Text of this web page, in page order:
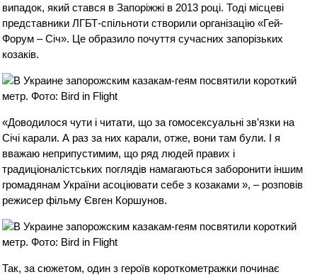
випадок, який стався в Запоріжжі в 2013 році. Тоді місцеві
представники ЛГБТ-спільноти створили організацію «Гей-
Форум – Січ». Це образило почуття сучасних запорізьких
козаків.
«Доводилося чути і читати, що за гомосексуальні зв’язки на
Січі карали. А раз за них карали, отже, вони там були. І я
вважаю неприпустимим, що ряд людей правих і
традиціоналістських поглядів намагаються заборонити іншим
громадянам України асоціювати себе з козаками », – розповів
режисер фільму Євген Коршунов.
Так, за сюжетом, один з героїв короткометражки починає